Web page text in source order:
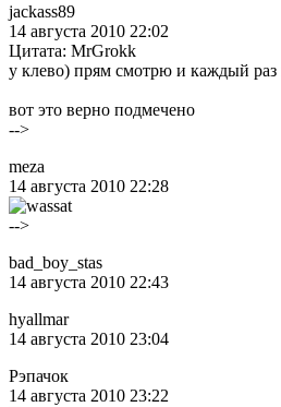
jackass89
14 августа 2010 22:02
Цитата: MrGrokk
у клево) прям смотрю и каждый
вот это верно подмечено
-->
meza
14 августа 2010 22:28
-->
bad_boy_stas
14 августа 2010 22:43
hyallmar
14 августа 2010 23:04
Рэпачок
14 августа 2010 23:22